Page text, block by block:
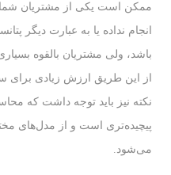
ممکن است یکی از مشتریان شما
انجام نداده یا به عبارت دیگر
باشد، ولی مشتریان بالقوه
از این طریق ارزش زیادی برای
نکته نیز باید توجه داشت که
پیچیده‌تری است و از مدل‌های
می‌شود.